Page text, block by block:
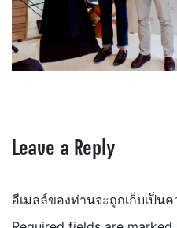
Leave a Reply
อีเมลล์ของท่านจะถูกเก็บเป็น